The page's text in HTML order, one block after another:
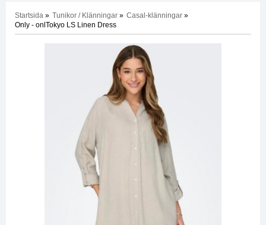
Startsida » Tunikor / Klänningar » Casal-klänningar »
Only - onlTokyo LS Linen Dress